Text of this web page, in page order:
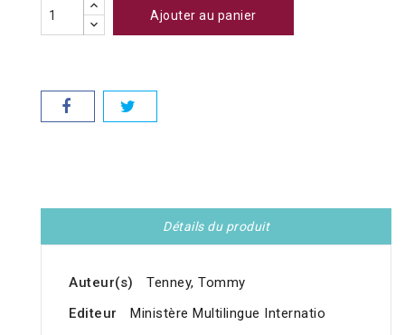
Ajouter au panier
Détails du produit
Auteur(s)
Tenney, Tommy
Editeur
Ministère Multilingue Internatio